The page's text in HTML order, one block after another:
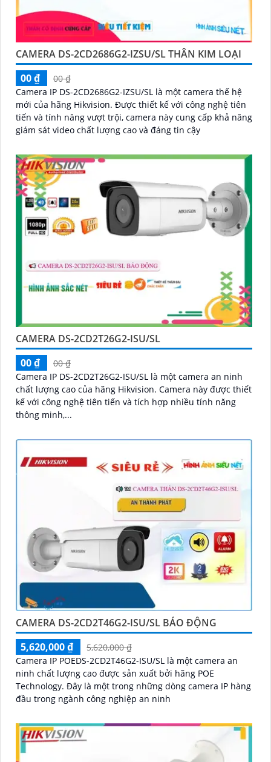
CAMERA DS-2CD2686G2-IZSU/SL THÂN KIM LOẠI
00 ₫
00 ₫
Camera IP DS-2CD2686G2-IZSU/SL là một camera thế hệ
mới của hãng Hikvision. Được thiết kế với công nghệ tiên
tiến và tính năng vượt trội, camera này cung cấp khả năng
giám sát video chất lượng cao và đáng tin cậy
CAMERA DS-2CD2T26G2-ISU/SL
00 ₫
00 ₫
Camera IP DS-2CD2T26G2-ISU/SL là một camera an ninh
chất lượng cao của hãng Hikvision. Camera này được thiết
kế với công nghệ tiên tiến và tích hợp nhiều tính năng
thông minh,...
CAMERA DS-2CD2T46G2-ISU/SL BÁO ĐỘNG
5,620,000 ₫
5,620,000 ₫
Camera IP POEDS-2CD2T46G2-ISU/SL là một camera an
ninh chất lượng cao được sản xuất bởi hãng POE
Technology. Đây là một trong những dòng camera IP hàng
đầu trong ngành công nghiệp an ninh